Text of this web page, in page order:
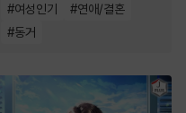
#여성인기 #연애/결혼
#동거